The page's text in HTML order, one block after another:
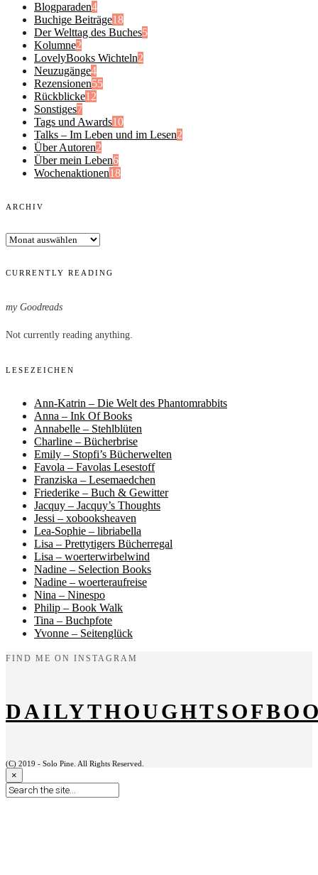
Blogparaden4
Buchige Beiträge18
Der Welttag des Buches5
Kolumne2
LovelyBooks Wichteln2
Neuzugänge4
Rezensionen55
Rückblicke12
Sonstiges7
Tags und Awards10
Talks – Im Leben und im Lesen2
Über Autoren2
Über mein Leben6
Wochenaktionen18
ARCHIV
Archiv
CURRENTLY READING
my Goodreads
Not currently reading anything.
LESEZEICHEN
Ann-Katrin – Die Welt des Phantomrabbits
Anna – Ink Of Books
Annabelle – Stehlblüten
Charline – Bücherbrise
Emily – Stopfi’s Bücherwelten
Favola – Favolas Lesestoff
Franziska – Lesemaedchen
Friederike – Buch & Gewitter
Jacquy – Jacquy’s Thoughts
Jessi – xobooksheaven
Lea-Sophie – libriabella
Lisa – Prettytigers Bücherregal
Lisa – woerterwirbelwind
Nadine – Selection Books
Nadine – woerteraufreise
Nina – Ninespo
Philip – Book Walk
Tina – Buchpfote
Yvonne – Seitenglück
FIND ME ON INSTAGRAM
(C) 2019 - Solo Pine. All Rights Reserved.
×